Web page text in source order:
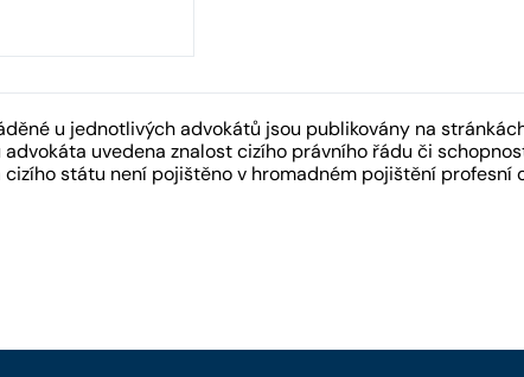
u jednotlivých advokátů jsou publikovány na
uvedena znalost cizího právního řádu či
státu není pojištěno v hromadném pojištění